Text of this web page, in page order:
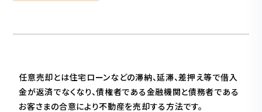
任意売却とは住宅ローンなどの滞納、延滞、差押え等で借入
金が返済でなくなり、債権者である金融機関と債務者である
お客さまの合意により不動産を売却する方法です。